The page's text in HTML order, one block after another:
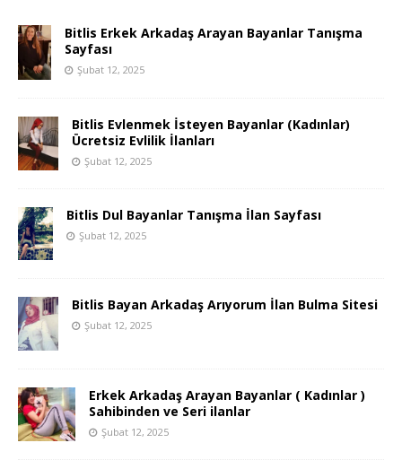
Bitlis Erkek Arkadaş Arayan Bayanlar Tanışma
Sayfası
Şubat 12, 2025
Bitlis Evlenmek İsteyen Bayanlar (Kadınlar)
Ücretsiz Evlilik İlanları
Şubat 12, 2025
Bitlis Dul Bayanlar Tanışma İlan Sayfası
Şubat 12, 2025
Bitlis Bayan Arkadaş Arıyorum İlan Bulma Sitesi
Şubat 12, 2025
Erkek Arkadaş Arayan Bayanlar ( Kadınlar )
Sahibinden ve Seri ilanlar
Şubat 12, 2025